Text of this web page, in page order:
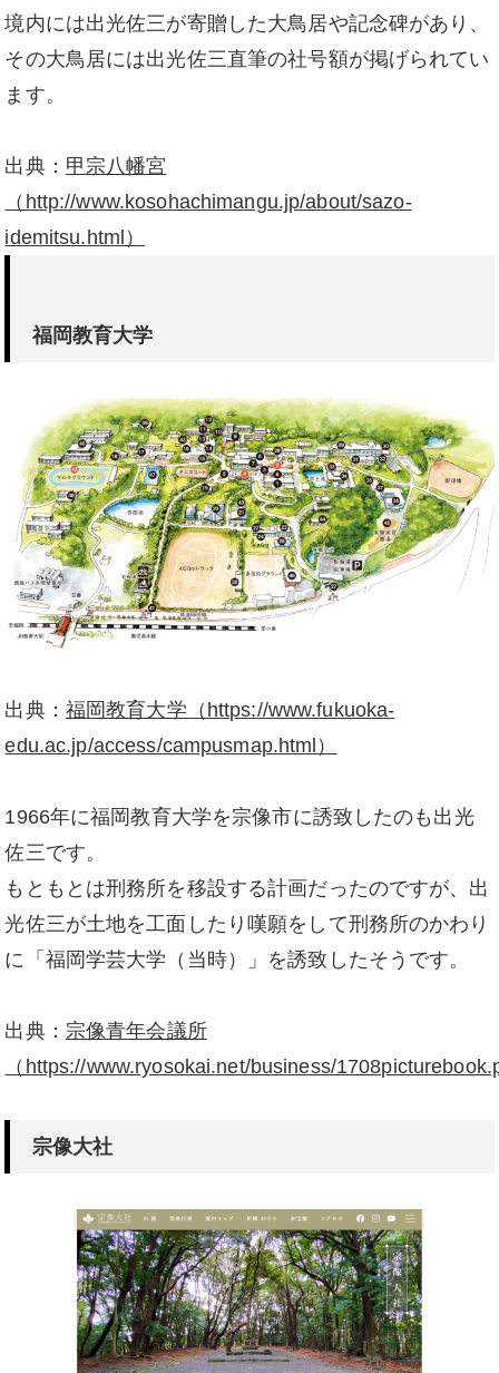
境内には出光佐三が寄贈した大鳥居や記念碑があり、
その大鳥居には出光佐三直筆の社号額が掲げられてい
ます。
出典： 甲宗八幡宮
（http://www.kosohachimangu.jp/about/sazo-
idemitsu.html）
福岡教育大学
出典： 福岡教育大学（https://www.fukuoka-
edu.ac.jp/access/campusmap.html）
1966年に福岡教育大学を宗像市に誘致したのも出光
佐三です。
もともとは刑務所を移設する計画だったのですが、出
光佐三が土地を工面したり嘆願をして刑務所のかわり
に「福岡学芸大学（当時）」を誘致したそうです。
出典： 宗像青年会議所
（https://www.ryosokai.net/business/
宗像大社